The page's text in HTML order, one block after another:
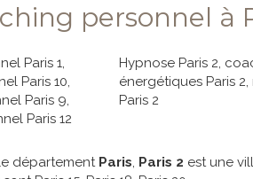
personnel à
Paris 1,
Paris 10,
Paris 9,
Paris 12
Hypnose Paris 2,
énergétiques Paris 2,
Paris 2
département Paris, Paris 2 est une